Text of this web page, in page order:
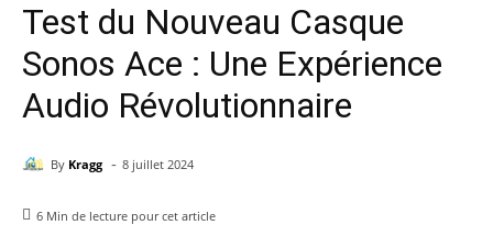
Test du Nouveau Casque
Sonos Ace : Une Expérience
Audio Révolutionnaire
By Kragg - 8 juillet 2024
6 Min de lecture pour cet article